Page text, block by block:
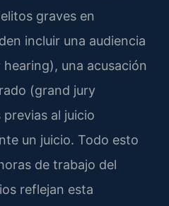
graves en
incluir una audiencia
una acusación
(grand jury
al juicio
un juicio. Todo esto
de trabajo del
reflejan esta